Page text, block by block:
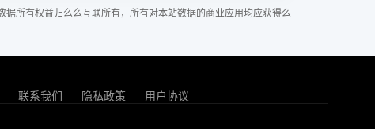
所有权益归么么互联所有，所有对本站数据的商业应用均应获得么
联系我们 隐私政策 用户协议